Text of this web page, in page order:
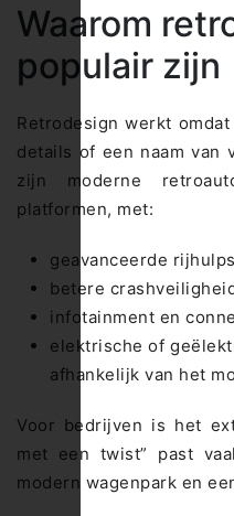
Waarom
populair zijn
Retrodesign werkt
details of een naam van
zijn moderne
platformen, met:
geavanceerde
betere
infotainment en
elektrische of
afhankelijk van het
Voor bedrijven is het
met een twist” past
modern wagenpark en